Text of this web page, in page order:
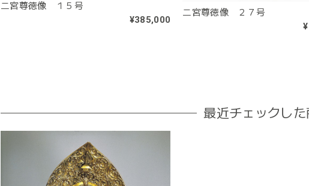
二宮尊徳像 １５号
¥385,000
二宮尊徳像 ２７号
最近チェックし